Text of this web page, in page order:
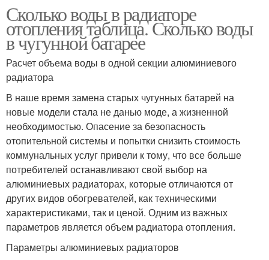
Сколько воды в радиаторе
отопления таблица. Сколько воды
в чугунной батарее
Расчет объема воды в одной секции алюминиевого
радиатора
В наше время замена старых чугунных батарей на
новые модели стала не данью моде, а жизненной
необходимостью. Опасение за безопасность
отопительной системы и попытки снизить стоимость
коммунальных услуг привели к тому, что все больше
потребителей останавливают свой выбор на
алюминиевых радиаторах, которые отличаются от
других видов обогревателей, как техническими
характеристиками, так и ценой. Одним из важных
параметров является объем радиатора отопления.
Параметры алюминиевых радиаторов